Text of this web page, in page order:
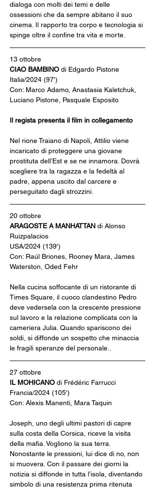
dialoga con molti dei temi e delle
ossessioni che da sempre abitano il suo
cinema. Il rapporto tra corpo e tecnologia si
spinge oltre il confine tra vita e morte.
13 ottobre
CIAO BAMBINO di Edgardo Pistone
Italia/2024 (97')
Con: Marco Adamo, Anastasia Kaletchuk,
Luciano Pistone, Pasquale Esposito
Il regista presenta il film in collegamento
Nel rione Traiano di Napoli, Attilio viene
incaricato di proteggere una giovane
prostituta dell’Est e se ne innamora. Dovrà
scegliere tra la ragazza e la fedeltà al
padre, appena uscito dal carcere e
perseguitato dagli strozzini.
20 ottobre
ARAGOSTE A MANHATTAN di Alonso
Ruizpalacios
USA/2024 (139')
Con: Raúl Briones, Rooney Mara, James
Waterston, Oded Fehr
Nella cucina soffocante di un ristorante di
Times Square, il cuoco clandestino Pedro
deve vedersela con la crescente pressione
sul lavoro e la relazione complicata con la
cameriera Julia. Quando spariscono dei
soldi, si diffonde un sospetto che minaccia
le fragili speranze del personale..
27 ottobre
IL MOHICANO di Frédéric Farrucci
Francia/2024 (105')
Con: Alexis Manenti, Mara Taquin
Joseph, uno degli ultimi pastori di capre
sulla costa della Corsica, riceve la visita
della mafia. Vogliono la sua terra.
Nonostante le pressioni, lui dice di no, non
si muovera. Con il passare dei giorni la
notizia si diffonde in tutta l’isola, diventando
simbolo di una resistenza prima ritenuta